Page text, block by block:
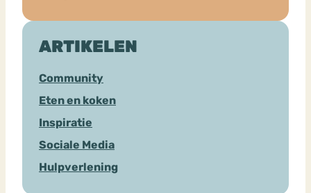
ARTIKELEN
Community
Eten en koken
Inspiratie
Sociale Media
Hulpverlening